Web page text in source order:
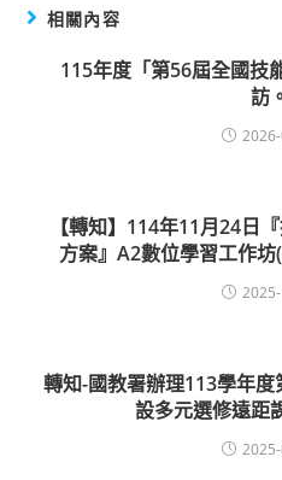
相關內容
115年度「第56屆全國技
訪。
【轉知】114年11月24日
方案』A2數位學習工作坊
轉知-國教署辦理113學年
設多元選修遠距